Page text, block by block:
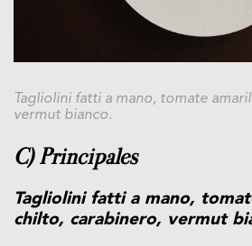
Tagliolini fatti a mano, tomate
vermut bianco.
C) Principales
Tagliolini fatti a mano,
chilto, carabinero, vermut